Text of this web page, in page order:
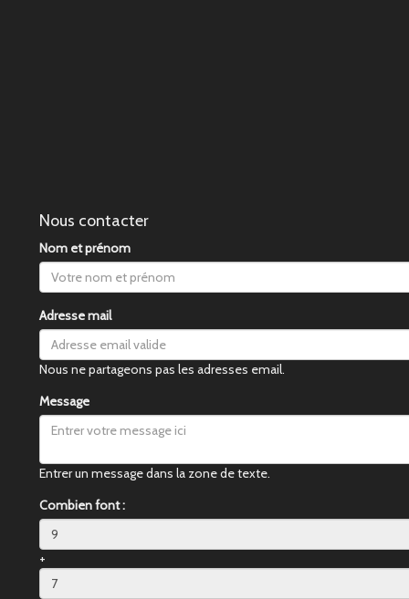
Nous contacter
Nom et prénom
Adresse mail
Nous ne partageons pas les adresses email.
Message
Entrer un message dans la zone de texte.
Combien font :
+